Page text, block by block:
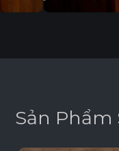
Sản Phẩm